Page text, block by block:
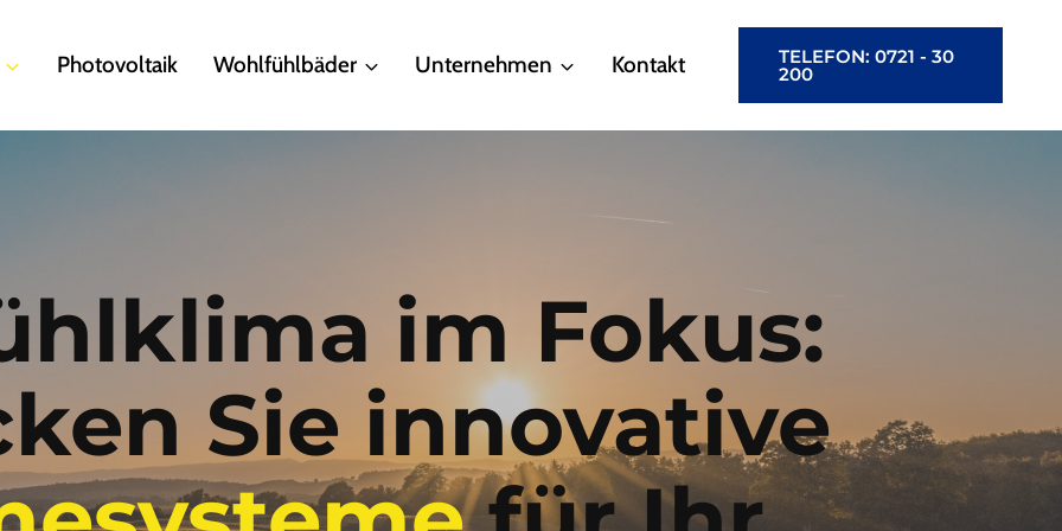
Photovoltaik Wohlfühlbäder Unternehmen Kontakt TELEFON: 0721 - 30
200
im Fokus:
Sie innovative